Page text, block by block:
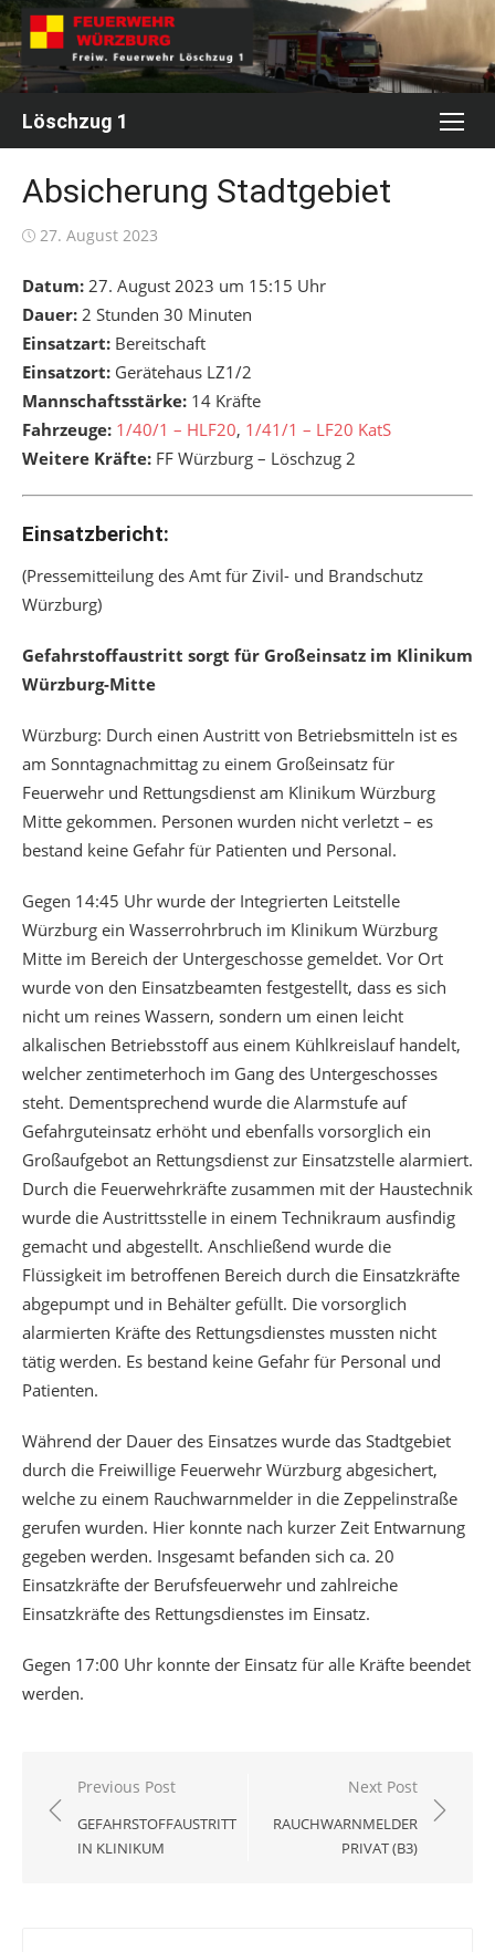
Skip
to
content
Löschzug 1
Absicherung Stadtgebiet
Posted
27. August 2023
Datum: 27. August 2023 um 15:15 Uhr
Dauer: 2 Stunden 30 Minuten
Einsatzart: Bereitschaft
Einsatzort: Gerätehaus LZ1/2
Mannschaftsstärke: 14 Kräfte
Fahrzeuge: 1/40/1 – HLF20, 1/41/1 – LF20 KatS
Weitere Kräfte: FF Würzburg – Löschzug 2
Einsatzbericht:
(Pressemitteilung des Amt für Zivil- und Brandschutz
Würzburg)
Gefahrstoffaustritt sorgt für Großeinsatz im Klinikum
Würzburg-Mitte
Würzburg: Durch einen Austritt von Betriebsmitteln ist es
am Sonntagnachmittag zu einem Großeinsatz für
Feuerwehr und Rettungsdienst am Klinikum Würzburg
Mitte gekommen. Personen wurden nicht verletzt – es
bestand keine Gefahr für Patienten und Personal.
Gegen 14:45 Uhr wurde der Integrierten Leitstelle
Würzburg ein Wasserrohrbruch im Klinikum Würzburg
Mitte im Bereich der Untergeschosse gemeldet. Vor Ort
wurde von den Einsatzbeamten festgestellt, dass es sich
nicht um reines Wassern, sondern um einen leicht
alkalischen Betriebsstoff aus einem Kühlkreislauf handelt,
welcher zentimeterhoch im Gang des Untergeschosses
steht. Dementsprechend wurde die Alarmstufe auf
Gefahrguteinsatz erhöht und ebenfalls vorsorglich ein
Großaufgebot an Rettungsdienst zur Einsatzstelle alarmiert.
Durch die Feuerwehrkräfte zusammen mit der Haustechnik
wurde die Austrittsstelle in einem Technikraum ausfindig
gemacht und abgestellt. Anschließend wurde die
Flüssigkeit im betroffenen Bereich durch die Einsatzkräfte
abgepumpt und in Behälter gefüllt. Die vorsorglich
alarmierten Kräfte des Rettungsdienstes mussten nicht
tätig werden. Es bestand keine Gefahr für Personal und
Patienten.
Während der Dauer des Einsatzes wurde das Stadtgebiet
durch die Freiwillige Feuerwehr Würzburg abgesichert,
welche zu einem Rauchwarnmelder in die Zeppelinstraße
gerufen wurden. Hier konnte nach kurzer Zeit Entwarnung
gegeben werden. Insgesamt befanden sich ca. 20
Einsatzkräfte der Berufsfeuerwehr und zahlreiche
Einsatzkräfte des Rettungsdienstes im Einsatz.
Gegen 17:00 Uhr konnte der Einsatz für alle Kräfte beendet
werden.
Beitragsnavigation
Previous Post
GEFAHRSTOFFAUSTRITT
IN KLINIKUM
Next Post
RAUCHWARNMELDER
PRIVAT (B3)